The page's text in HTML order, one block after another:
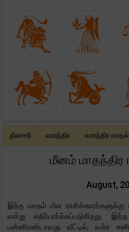
தினசரி வாரந்திர வாரந்திர காதல்
மீனம் மாதந்திர
August,
இந்த மாதம் மீன
என்று எதிர்பார்க்கப்படுகிறது.
பன்னிரண்டாவது வீட்டில், வக்ர